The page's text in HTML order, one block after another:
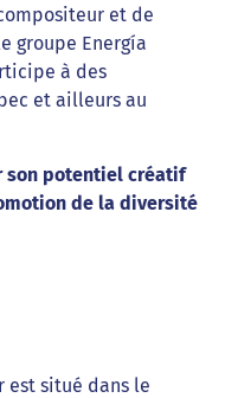
et de
groupe Energía
à des
et ailleurs au
son potentiel créatif
de la diversité
est situé dans le